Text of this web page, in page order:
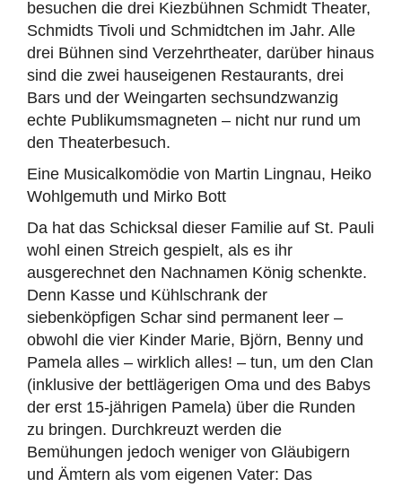
besuchen die drei Kiezbühnen Schmidt Theater,
Schmidts Tivoli und Schmidtchen im Jahr. Alle
drei Bühnen sind Verzehrtheater, darüber hinaus
sind die zwei hauseigenen Restaurants, drei
Bars und der Weingarten sechsundzwanzig
echte Publikumsmagneten – nicht nur rund um
den Theaterbesuch.
Eine Musicalkomödie von Martin Lingnau, Heiko
Wohlgemuth und Mirko Bott
Da hat das Schicksal dieser Familie auf St. Pauli
wohl einen Streich gespielt, als es ihr
ausgerechnet den Nachnamen König schenkte.
Denn Kasse und Kühlschrank der
siebenköpfigen Schar sind permanent leer –
obwohl die vier Kinder Marie, Björn, Benny und
Pamela alles – wirklich alles! – tun, um den Clan
(inklusive der bettlägerigen Oma und des Babys
der erst 15-jährigen Pamela) über die Runden
zu bringen. Durchkreuzt werden die
Bemühungen jedoch weniger von Gläubigern
und Ämtern als vom eigenen Vater: Das